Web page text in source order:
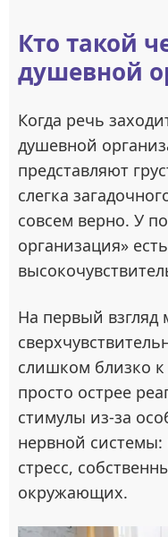
Кто такой
душевной
Когда речь
душевной
представляют
слегка
совсем верно. У
организация»
На первый взгляд
слишком близко к
просто острее
стимулы из-за
нервной
стресс,
окружающих.